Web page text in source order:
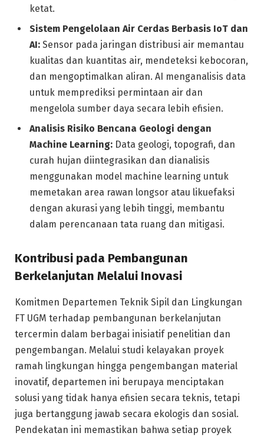
ketat.
Sistem Pengelolaan Air Cerdas Berbasis IoT dan
AI: Sensor pada jaringan distribusi air memantau
kualitas dan kuantitas air, mendeteksi kebocoran,
dan mengoptimalkan aliran. AI menganalisis data
untuk memprediksi permintaan air dan
mengelola sumber daya secara lebih efisien.
Analisis Risiko Bencana Geologi dengan
Machine Learning: Data geologi, topografi, dan
curah hujan diintegrasikan dan dianalisis
menggunakan model machine learning untuk
memetakan area rawan longsor atau likuefaksi
dengan akurasi yang lebih tinggi, membantu
dalam perencanaan tata ruang dan mitigasi.
Kontribusi pada Pembangunan
Berkelanjutan Melalui Inovasi
Komitmen Departemen Teknik Sipil dan Lingkungan
FT UGM terhadap pembangunan berkelanjutan
tercermin dalam berbagai inisiatif penelitian dan
pengembangan. Melalui studi kelayakan proyek
ramah lingkungan hingga pengembangan material
inovatif, departemen ini berupaya menciptakan
solusi yang tidak hanya efisien secara teknis, tetapi
juga bertanggung jawab secara ekologis dan sosial.
Pendekatan ini memastikan bahwa setiap proyek